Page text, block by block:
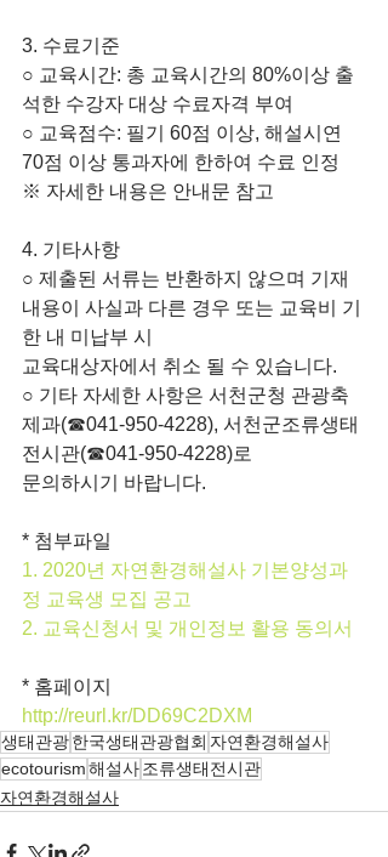
3. 수료기준
○ 교육시간: 총 교육시간의 80%이상 출
석한 수강자 대상 수료자격 부여
○ 교육점수: 필기 60점 이상, 해설시연
70점 이상 통과자에 한하여 수료 인정
※ 자세한 내용은 안내문 참고
4. 기타사항
○ 제출된 서류는 반환하지 않으며 기재
내용이 사실과 다른 경우 또는 교육비 기
한 내 미납부 시
교육대상자에서 취소 될 수 있습니다.
○ 기타 자세한 사항은 서천군청 관광축
제과(☎041-950-4228), 서천군조류생태
전시관(☎041-950-4228)로
문의하시기 바랍니다.
* 첨부파일
1. 2020년 자연환경해설사 기본양성과
정 교육생 모집 공고
2. 교육신청서 및 개인정보 활용 동의서
* 홈페이지
http://reurl.kr/DD69C2DXM
생태관광한국생태관광협회 자연환경해설사
ecotourism해설사조류생태전시관
자연환경해설사